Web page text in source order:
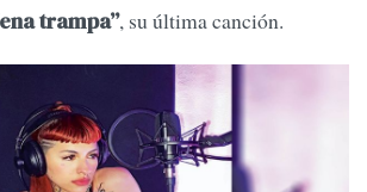
trampa”, su última canción.